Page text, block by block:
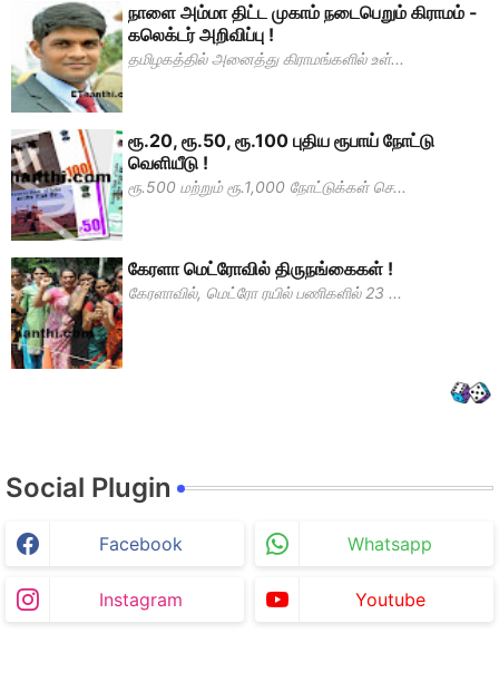
நாளை அம்மா திட்ட முகாம் நடைபெறும் கிராமம் -
கலெக்டர் அறிவிப்பு !
தமிழகத்தில் அனைத்து கிராமங்களில் உள்...
ரூ.20, ரூ.50, ரூ.100 புதிய ரூபாய் நோட்டு
வெளியீடு !
ரூ.500 மற்றும் ரூ.1,000 நோட்டுக்கள் செ...
கேரளா மெட்ரோவில் திருநங்கைகள் !
கேரளாவில், மெட்ரோ ரயில் பணிகளில் 23 ...
Social Plugin
Facebook Whatsapp
Instagram Youtube